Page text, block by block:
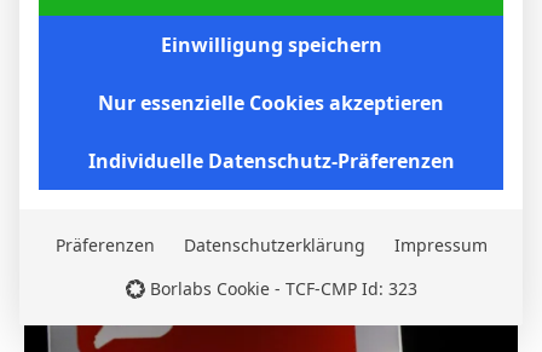
Borussia Dortmund gewinnt auch beim VfB
6. April 2026
Einwilligung speichern
Nur essenzielle Cookies akzeptieren
Individuelle Datenschutz-Präferenzen
Präferenzen Datenschutzerklärung
Impressum
Borlabs Cookie - TCF-CMP Id: 323